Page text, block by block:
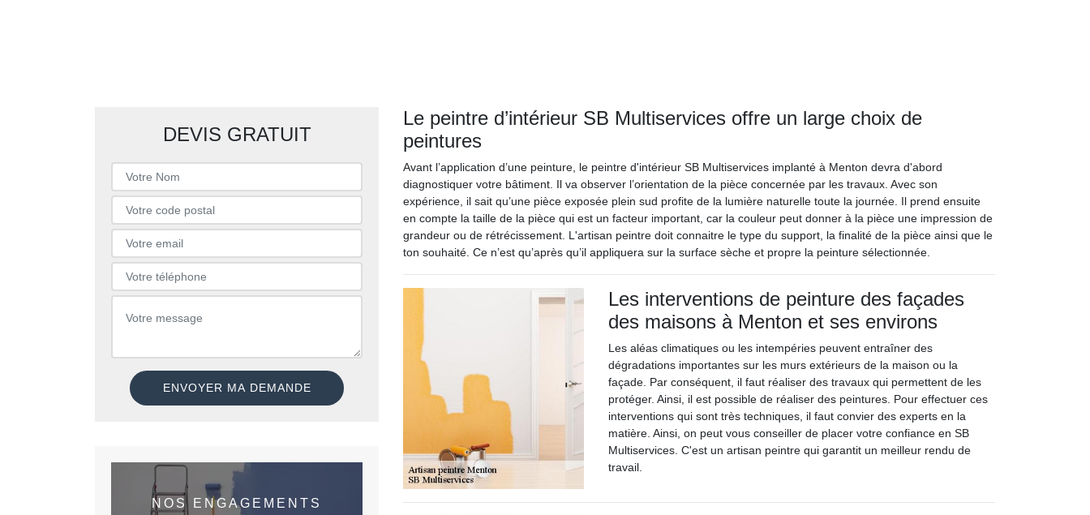
DEVIS GRATUIT
NOS ENGAGEMENTS
Le peintre d’intérieur SB Multiservices offre un large choix de
peintures
Avant l’application d’une peinture, le peintre d'intérieur SB Multiservices implanté à Menton devra d'abord
diagnostiquer votre bâtiment. Il va observer l’orientation de la pièce concernée par les travaux. Avec son
expérience, il sait qu’une pièce exposée plein sud profite de la lumière naturelle toute la journée. Il prend ensuite
en compte la taille de la pièce qui est un facteur important, car la couleur peut donner à la pièce une impression de
grandeur ou de rétrécissement. L'artisan peintre doit connaitre le type du support, la finalité de la pièce ainsi que le
ton souhaité. Ce n’est qu’après qu’il appliquera sur la surface sèche et propre la peinture sélectionnée.
Les interventions de peinture des façades
des maisons à Menton et ses environs
Les aléas climatiques ou les intempéries peuvent entraîner des
dégradations importantes sur les murs extérieurs de la maison ou la
façade. Par conséquent, il faut réaliser des travaux qui permettent de les
protéger. Ainsi, il est possible de réaliser des peintures. Pour effectuer ces
interventions qui sont très techniques, il faut convier des experts en la
matière. Ainsi, on peut vous conseiller de placer votre confiance en SB
Multiservices. C'est un artisan peintre qui garantit un meilleur rendu de
travail.